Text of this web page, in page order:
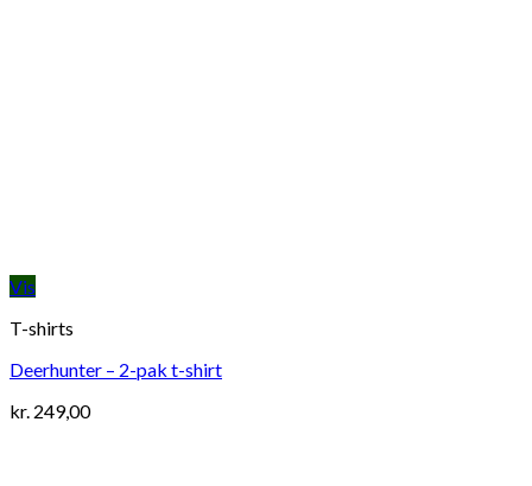
Vis
T-shirts
Deerhunter – 2-pak t-shirt
kr. 249,00